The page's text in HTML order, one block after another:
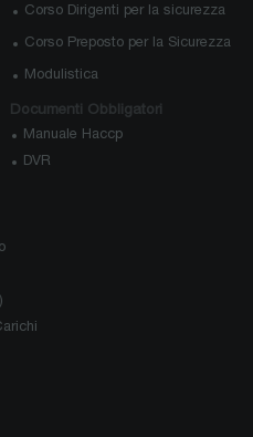
Corso Dirigenti per la sicurezza
Corso Preposto per la Sicurezza
Modulistica
Documenti Obbligatori
Manuale Haccp
DVR